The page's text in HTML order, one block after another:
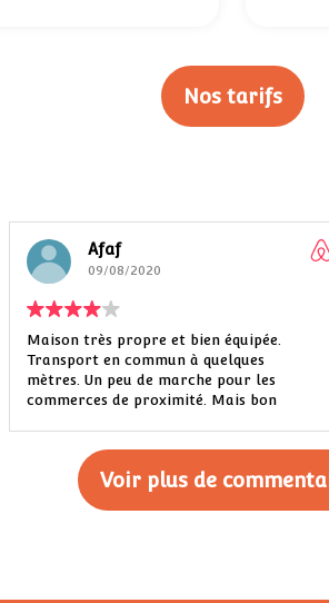
Nos tarifs
2020
et bien équipée.
commun à quelques
proximité. Mais bon
Hôte
propre
mais
gratuit
Voir plus de